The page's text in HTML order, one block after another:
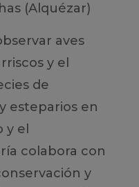
(Alquézar)
aves
y el
de
esteparios en
y el
colabora con
y